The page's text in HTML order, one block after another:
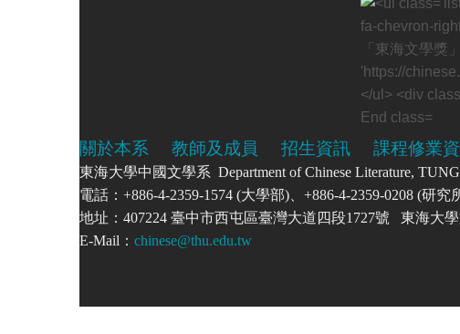
關於本系 教師及成員 招生資訊 課程修業
東海大學中國文學系 Department of Chinese Literature,
電話：+886-4-2359-1574 (大學部)、+886-4-2359-0208 (研
地址：407224 臺中市西屯區臺灣大道四段1727號 東海大
E-Mail： chinese@thu.edu.tw